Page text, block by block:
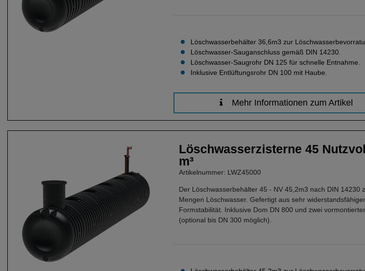
Löschwasserbehälter 36,6m3 zur
Löschwasser-Sauganschluss gemäß DIN 14230.
Löschwasser-Saugrohr DN 125 für schnelle Entnahme.
Inklusive Entlüftungsrohr DN 100 mit Haube.
Mehr Informationen zum Artikel
Löschwasserzisterne 45
m³
Artikelnummer: LWZ45000
Der Löschwasserbehälter 45 - NV 45,2m3 nach DIN 14230
Mengen Löschwasser. Gefertigt aus sehr
Formstabilität. Inklusive Dom DN 800 und zwei
(optional bis DN 300 möglich).